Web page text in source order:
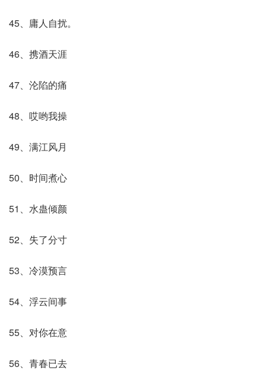
45、庸人自扰。
46、携酒天涯
47、沦陷的痛
48、哎哟我操
49、满江风月
50、时间煮心
51、水蛊倾颜
52、失了分寸
53、冷漠预言
54、浮云间事
55、对你在意
56、青春已去